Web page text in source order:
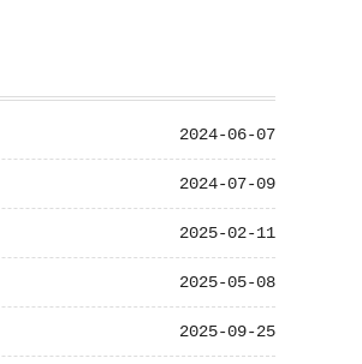
2024-06-07
2024-07-09
2025-02-11
2025-05-08
2025-09-25